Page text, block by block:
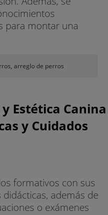
para montar una
arreglo de perros
Estética Canina
y Cuidados
formativos con sus
además de
o exámenes